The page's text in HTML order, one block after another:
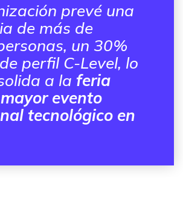
prevé una
de más de
un 30%
perfil C-Level, lo
a la feria
evento
tecnológico en